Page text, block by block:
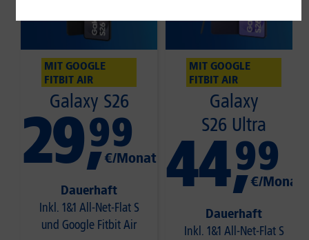
MIT GOOGLE
FITBIT AIR
Galaxy S26
29,
99
€/Monat
Dauerhaft
Inkl. 1&1 All-Net-Flat S
und Google Fitbit Air
MIT GOOGLE
FITBIT AIR
Galaxy
S26 Ultra
44,
99
€/Monat
Dauerhaft
Inkl. 1&1 All-Net-Flat S